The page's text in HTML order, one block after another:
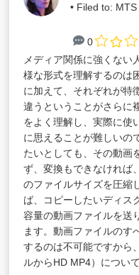
• Filed to:
0
メディア関係に強くない
様な形式を理解するのは
に加えて、それぞれが特
違うということがさらに
をよく理解し、実際に使
に思えることが難しいの
たいとしても、その動画
ず、変換もできなければ
のファイルサイズを圧縮
ば、コピーしたいディス
容量の動画ファイルを送
ます。動画ファイルのす
するのは不可能ですから
ルからHD MP4）につい